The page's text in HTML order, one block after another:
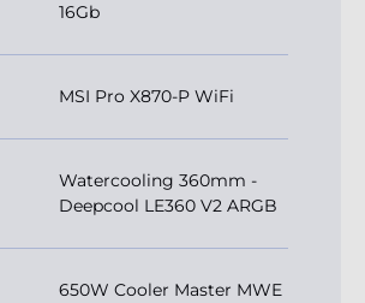
16Gb
MSI Pro X870-P WiFi
Watercooling 360mm -
Deepcool LE360 V2 ARGB
650W Cooler Master MWE